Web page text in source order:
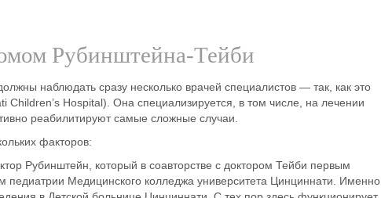
Рубинштейна-Тейби
наблюдать сразу несколько врачей специалистов — так, как это
Children’s Hospital). Она специализируется, в том числе, на лечении
реабилитируют самые сложные случаи.
факторов:
Рубинштейн, который в соавторстве с доктором Тейби первым
Медицинского колледжа университета Цинциннати. Именно